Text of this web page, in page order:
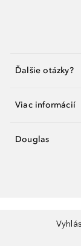
Ďalšie otázky?
Viac informácií
Douglas